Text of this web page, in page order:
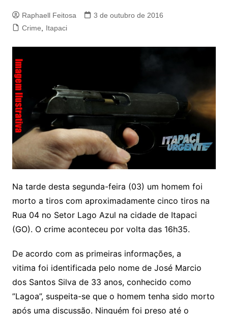
Raphaell Feitosa
3 de outubro de 2016
Crime, Itapaci
Na tarde desta segunda-feira (03) um homem foi
morto a tiros com aproximadamente cinco tiros na
Rua 04 no Setor Lago Azul na cidade de Itapaci
(GO). O crime aconteceu por volta das 16h35.
De acordo com as primeiras informações, a
vitima foi identificada pelo nome de José Marcio
dos Santos Silva de 33 anos, conhecido como
”Lagoa”, suspeita-se que o homem tenha sido morto
após uma discussão. Ninguém foi preso até o